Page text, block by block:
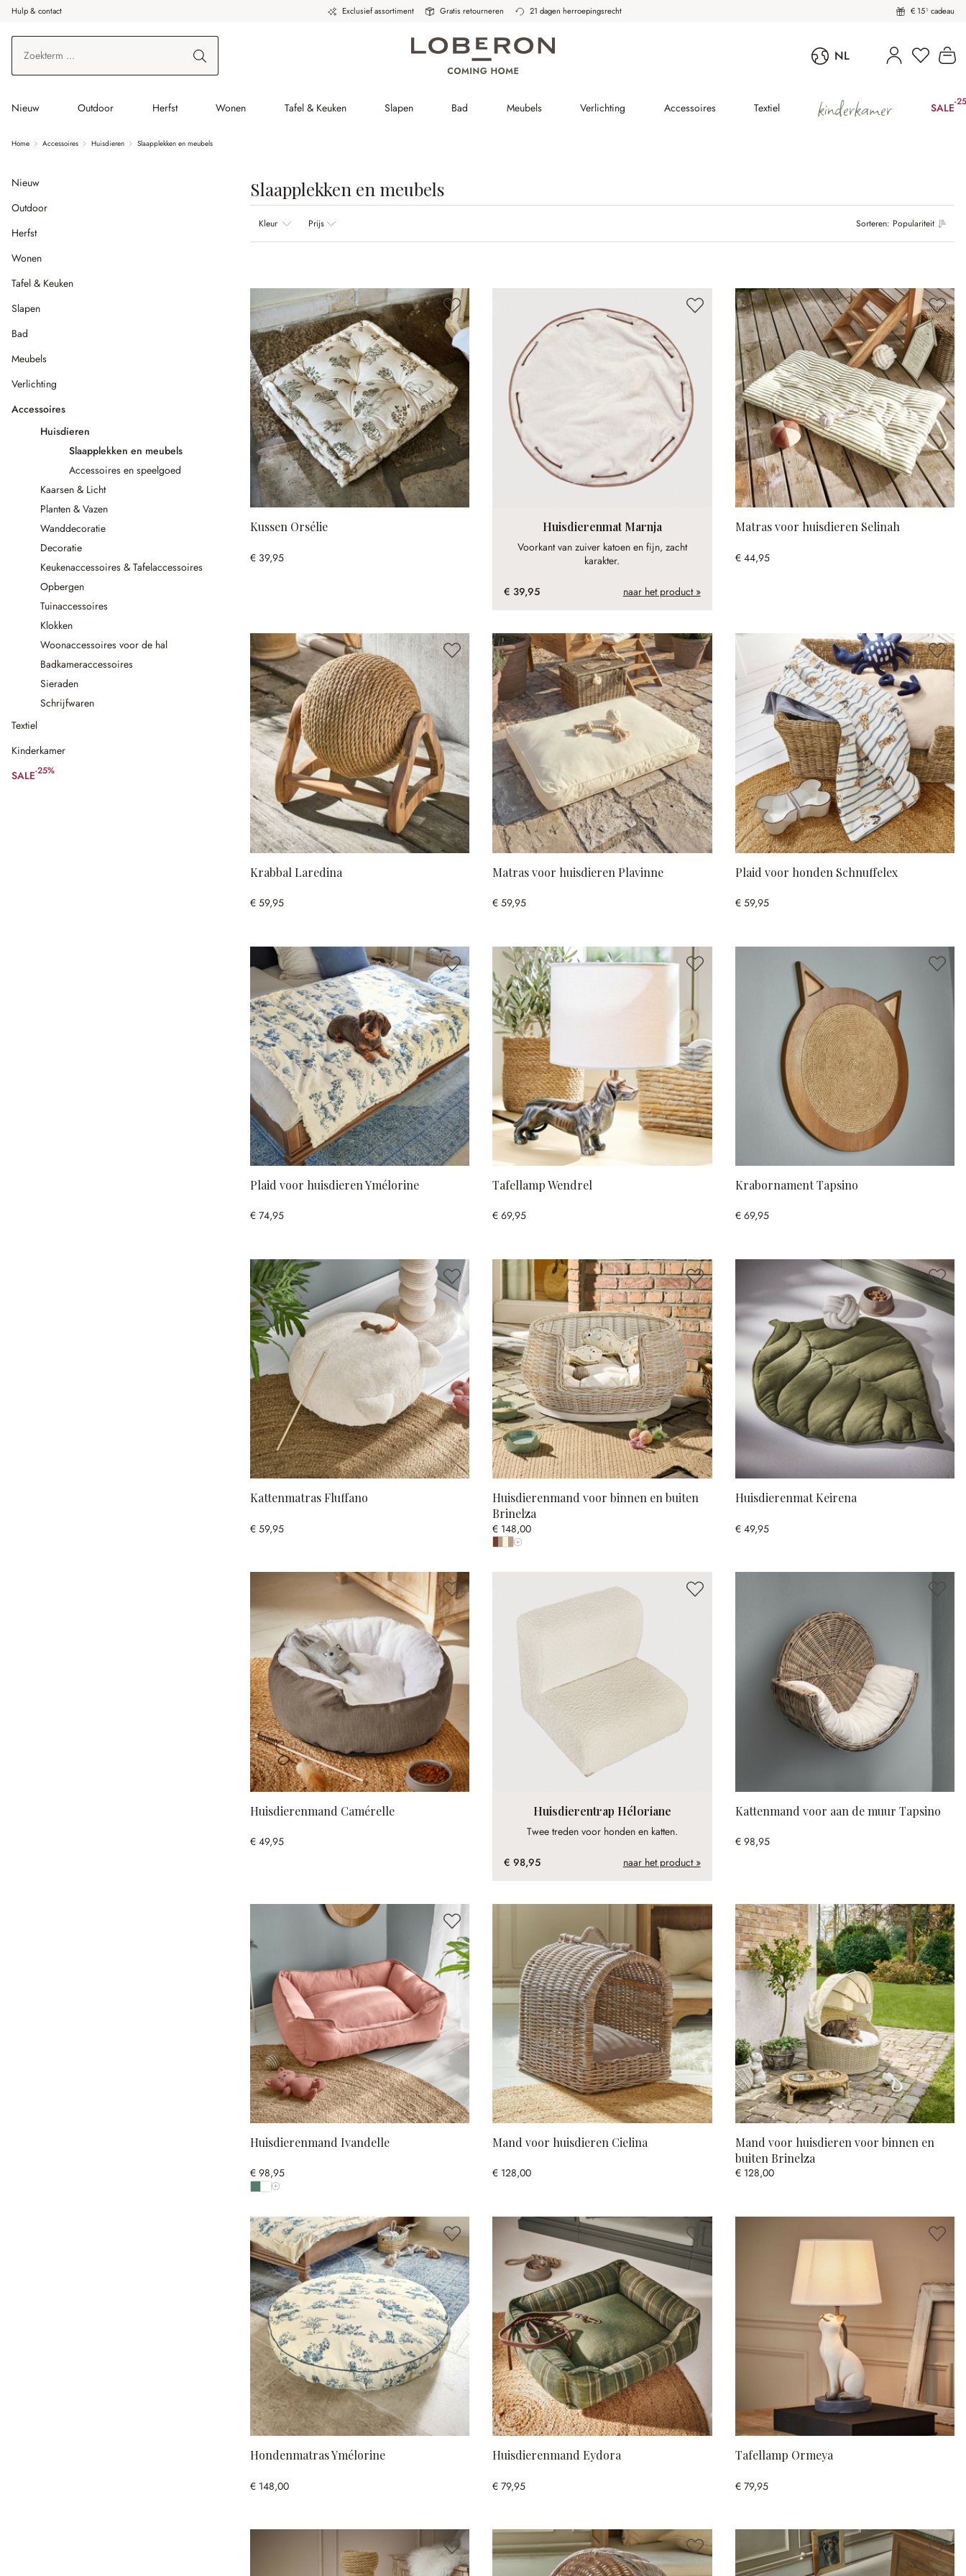
de hoofdinhoud
Ga naar zoeken
Ga naar de hoofdnavigatie
Hulp & contact Exclusief assortiment Gratis retourneren 21 dagen herroepingsrecht € 15¹ cadeau
NL
Nieuw Outdoor Herfst Wonen Tafel & Keuken Slapen Bad Meubels Verlichting Accessoires Textiel kinderkamer SALE-
Home Accessoires Huisdieren Slaapplekken en meubels
Nieuw
Outdoor
Herfst
Wonen
Tafel & Keuken
Slapen
Bad
Meubels
Verlichting
Accessoires
Huisdieren
Slaapplekken en meubels
Accessoires en speelgoed
Kaarsen & Licht
Planten & Vazen
Wanddecoratie
Decoratie
Keukenaccessoires & Tafelaccessoires
Opbergen
Tuinaccessoires
Klokken
Woonaccessoires voor de hal
Badkameraccessoires
Sieraden
Schrijfwaren
Textiel
Kinderkamer
SALE-25%
(25% gespart)
Slaapplekken en meubels
Sorteren: Populariteit
Kleur Prijs
Kussen Orsélie
€ 39,95
Huisdierenmat Marnja
Voorkant van zuiver katoen en fijn, zacht
karakter.
€ 39,95 naar het product »
Matras voor huisdieren Selinah
€ 44,95
Krabbal Laredina
€ 59,95
Matras voor huisdieren Plavinne
€ 59,95
Plaid voor honden Schnuffelex
€ 59,95
Plaid voor huisdieren Ymélorine
€ 74,95
Tafellamp Wendrel
€ 69,95
Krabornament Tapsino
€ 69,95
Kattenmatras Fluffano
€ 59,95
Huisdierenmand voor binnen en buiten
Brinelza
€ 148,00
Huisdierenmat Keirena
€ 49,95
Huisdierenmand Camérelle
€ 49,95
Huisdierentrap Héloriane
Twee treden voor honden en katten.
€ 98,95 naar het product »
Kattenmand voor aan de muur Tapsino
€ 98,95
Huisdierenmand Ivandelle
€ 98,95
Mand voor huisdieren Cielina
€ 128,00
Mand voor huisdieren voor binnen en
buiten Brinelza
€ 128,00
Hondenmatras Ymélorine
€ 148,00
Huisdierenmand Eydora
€ 79,95
Tafellamp Ormeya
€ 79,95